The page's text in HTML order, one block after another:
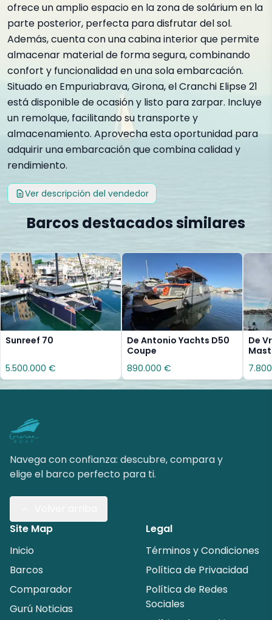
ofrece un amplio espacio en la zona de solárium en la
parte posterior, perfecta para disfrutar del sol.
Además, cuenta con una cabina interior que permite
almacenar material de forma segura, combinando
confort y funcionalidad en una sola embarcación.
Situado en Empuriabrava, Girona, el Cranchi Elipse 21
está disponible de ocasión y listo para zarpar. Incluye
un remolque, facilitando su transporte y
almacenamiento. Aprovecha esta oportunidad para
adquirir una embarcación que combina calidad y
rendimiento.
Ver descripción del vendedor
Barcos destacados similares
Sunreef 70
5.500.000 €
De Antonio Yachts D50
Coupe
890.000 €
De
Navega con confianza: descubre, compara y
elige el barco perfecto para ti.
Site Map
Inicio
Barcos
Comparador
Gurú Noticias
Legal
Términos y Condiciones
Política de Privacidad
Política de Redes
Sociales